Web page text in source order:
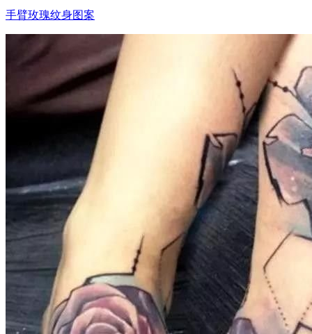
手臂玫瑰纹身图案